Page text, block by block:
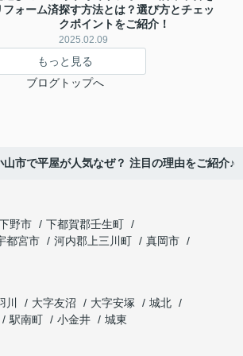
フォーム済探す方法とは？選び方とチェッ
クポイントをご紹介！
2025.02.09
もっと見る
ブログトップへ
山市で平屋が人気なぜ？ 注目の理由をご紹介♪
野市
下都賀郡壬生町
都宮市 河内郡上三川町
真岡市
川 大字友沼 大字安塚
城北
駅南町 小金井
城東